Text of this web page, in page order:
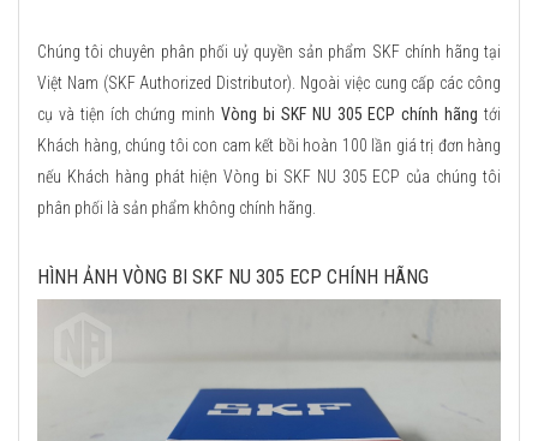
Chúng tôi chuyên phân phối uỷ quyền sản phẩm SKF chính hãng tại
Việt Nam (SKF Authorized Distributor). Ngoài việc cung cấp các công
cụ và tiện ích chứng minhVòng bi SKF NU 305 ECP chính hãng tới
Khách hàng, chúng tôi con cam kết bồi hoàn 100 lần giá trị đơn hàng
nếu Khách hàng phát hiện Vòng bi SKF NU 305 ECP của chúng tôi
phân phối là sản phẩm không chính hãng.
HÌNH ẢNH VÒNG BI SKF NU 305 ECP CHÍNH HÃNG